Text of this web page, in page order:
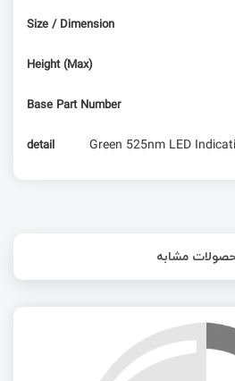
Size / Dimension
Height (Max)
Base Part Number
detail Green 525nm LED
مشابه